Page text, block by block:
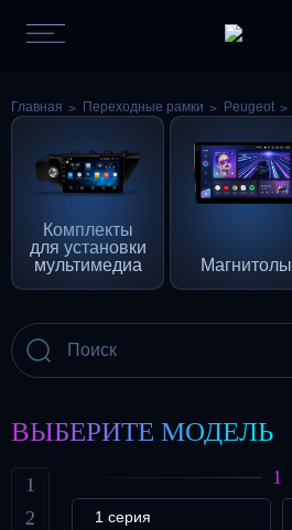
Главная Переходные рамки Peugeot
Комплекты
для установки
мультимедиа
Магнитолы
ВЫБЕРИТЕ МОДЕЛЬ
1
2
1
1 серия